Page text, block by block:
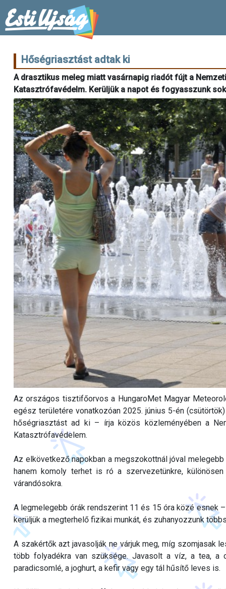
Hőségriasztást adtak ki
A drasztikus meleg miatt vasárnapig riadót fújt a
Katasztrófavédelm. Kerüljük a napot és fogyasszunk
Az országos tisztifőorvos a HungaroMet Magyar
egész területére vonatkozóan 2025. június 5-én
hőségriasztást ad ki – írja közös közleményében a
Katasztrófavédelem.
Az elkövetkező napokban a megszokottnál jóval
hanem komoly terhet is ró a szervezetünkre,
várandósokra.
A legmelegebb órák rendszerint 11 és 15 óra közé esnek
kerüljük a megterhelő fizikai munkát, és zuhanyozzunk
A szakértők azt javasolják ne várjuk meg, míg szomjasak
több folyadékra van szüksége. Javasolt a víz, a tea, a
paradicsomlé, a joghurt, a kefir vagy egy tál hűsítő leves is.